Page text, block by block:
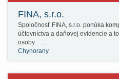
FINA, s.r.o.
Spoločnosť FINA, s.r.o. ponúka
účtovníctva a daňovej evidencie a
osoby. …
Chynorany